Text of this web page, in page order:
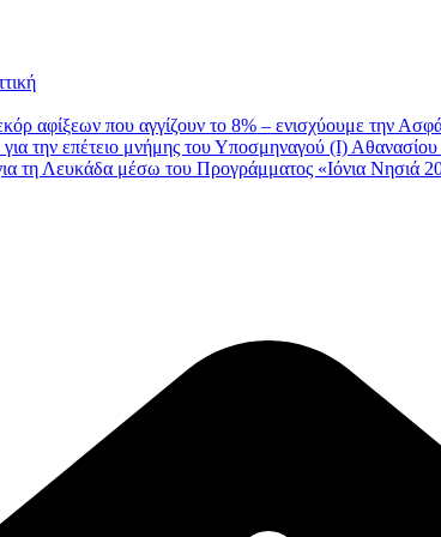
αφίξεων που αγγίζουν το 8% – ενισχύουμε την
την επέτειο μνήμης του Υποσμηναγού (Ι)
τη Λευκάδα μέσω του Προγράμματος «Ιόνια Νησιά